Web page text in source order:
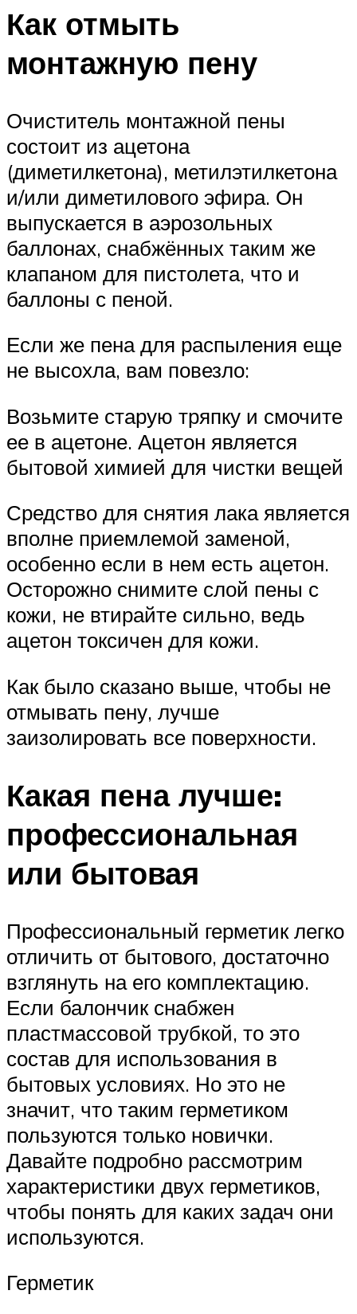
Как отмыть
монтажную пену
Очиститель монтажной пены
состоит из ацетона
(диметилкетона), метилэтилкетона
и/или диметилового эфира. Он
выпускается в аэрозольных
баллонах, снабжённых таким же
клапаном для пистолета, что и
баллоны с пеной.
Если же пена для распыления еще
не высохла, вам повезло:
Возьмите старую тряпку и смочите
ее в ацетоне. Ацетон является
бытовой химией для чистки вещей
Средство для снятия лака является
вполне приемлемой заменой,
особенно если в нем есть ацетон.
Осторожно снимите слой пены с
кожи, не втирайте сильно, ведь
ацетон токсичен для кожи.
Как было сказано выше, чтобы не
отмывать пену, лучше
заизолировать все поверхности.
Какая пена лучше:
профессиональная
или бытовая
Профессиональный герметик легко
отличить от бытового, достаточно
взглянуть на его комплектацию.
Если балончик снабжен
пластмассовой трубкой, то это
состав для использования в
бытовых условиях. Но это не
значит, что таким герметиком
пользуются только новички.
Давайте подробно рассмотрим
характеристики двух герметиков,
чтобы понять для каких задач они
используются.
Герметик